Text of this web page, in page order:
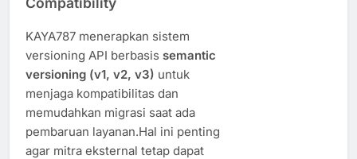
KAYA787 menerapkan sistem
versioning API berbasis semantic
versioning (v1, v2, v3) untuk
menjaga kompatibilitas dan
memudahkan migrasi saat ada
pembaruan layanan.Hal ini penting
agar mitra eksternal tetap dapat